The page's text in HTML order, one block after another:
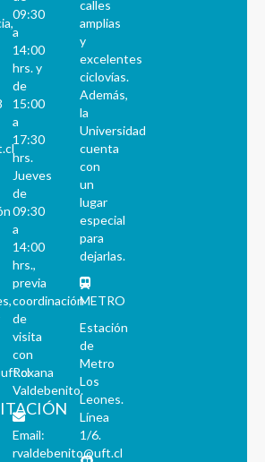
09:30
a
14:00
hrs. y
de
15:00
a
17:30
hrs.
Jueves
de
09:30
a
14:00
hrs.,
previa
coordinación
de
visita
con
Roxana
Valdebenito.
Email:
rvaldebenito@uft.cl
calles
amplias
y
excelentes
ciclovías.
Además,
la
Universidad
cuenta
con
un
lugar
especial
para
dejarlas.
METRO
Estación
de
Metro
Los
Leones.
Línea
1/6.